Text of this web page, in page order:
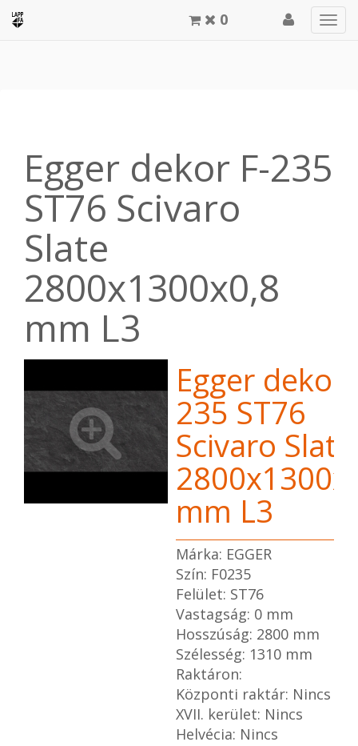
0
Egger dekor F-235
ST76 Scivaro
Slate
2800x1300x0,8
mm L3
Egger dekor
235 ST76
Scivaro Slate
mm L3
Márka: EGGER
Szín: F0235
Felület: ST76
Vastagság: 0 mm
Hosszúság: 2800 mm
Szélesség: 1310 mm
Raktáron:
Központi raktár: Nincs
XVII. kerület: Nincs
Helvécia: Nincs